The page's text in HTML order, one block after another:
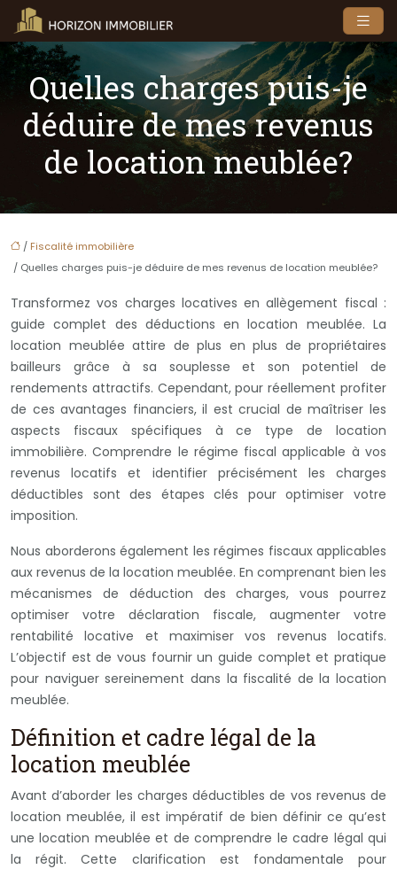
Quelles charges puis-je
déduire de mes revenus
de location meublée?
/ Fiscalité immobilière
/ Quelles charges puis-je déduire de mes revenus de location meublée?
Transformez vos charges locatives en allègement fiscal :
guide complet des déductions en location meublée. La
location meublée attire de plus en plus de propriétaires
bailleurs grâce à sa souplesse et son potentiel de
rendements attractifs. Cependant, pour réellement profiter
de ces avantages financiers, il est crucial de maîtriser les
aspects fiscaux spécifiques à ce type de location
immobilière. Comprendre le régime fiscal applicable à vos
revenus locatifs et identifier précisément les charges
déductibles sont des étapes clés pour optimiser votre
imposition.
Nous aborderons également les régimes fiscaux applicables
aux revenus de la location meublée. En comprenant bien les
mécanismes de déduction des charges, vous pourrez
optimiser votre déclaration fiscale, augmenter votre
rentabilité locative et maximiser vos revenus locatifs.
L’objectif est de vous fournir un guide complet et pratique
pour naviguer sereinement dans la fiscalité de la location
meublée.
Définition et cadre légal de la
location meublée
Avant d’aborder les charges déductibles de vos revenus de
location meublée, il est impératif de bien définir ce qu’est
une location meublée et de comprendre le cadre légal qui
la régit. Cette clarification est fondamentale pour